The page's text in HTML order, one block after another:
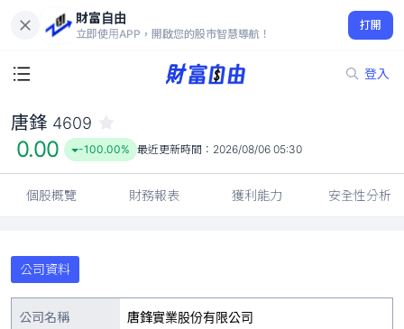
財富自由
立即使用APP，開啟您的股市智慧導航！
打開
登入
0.00
-100.00%
唐鋒 4609
0.00 -100.00% 最近更新時間： 2026/08/06 05:30
個股概覽 財務報表 獲利能力 安全性分析
公司資料
公司名稱 唐鋒實業股份有限公司